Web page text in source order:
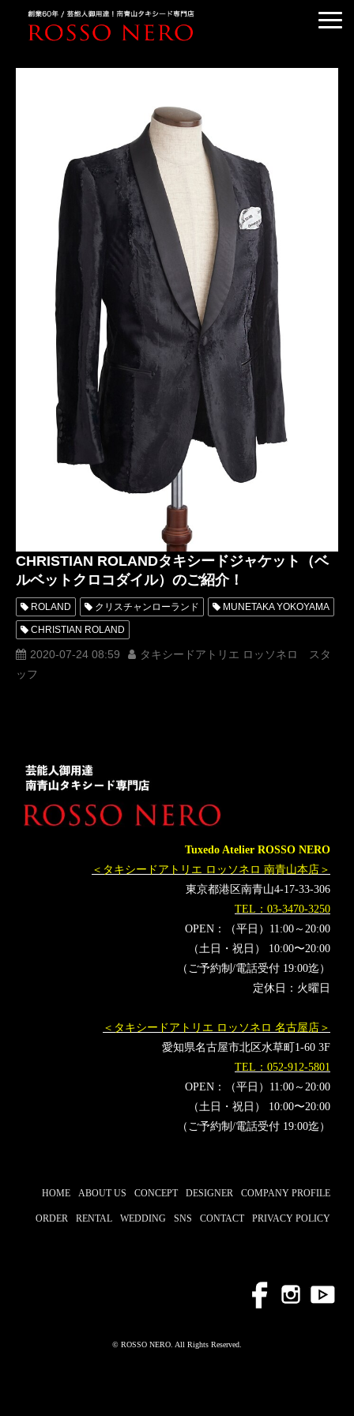
TUXEDO RANKING
KIMONO DRESS
CUSTOMER'S VOICE
COLUMN &BLOG
ABOUT US
ACCESS
CHRISTIAN ROLANDタキシードジャケット（ベ
ルベットクロコダイル）のご紹介！
ROLAND クリスチャンローランド MUNETAKA YOKOYAMA
CHRISTIAN ROLAND
CHRISTIAN ROLAND タキシードジャケット
ベルベットクロコダイル
2020-07-24 08:59
タキシードアトリエ ロッソネロ スタ
ッフ
Tuxedo Atelier ROSSO NERO
＜タキシードアトリエ ロッソネロ 南青山本店＞
東京都港区南青山4-17-33-306
TEL：03-3470-3250
OPEN：（平日）11:00～20:00
（土日・祝日） 10:00〜20:00
（ご予約制/電話受付 19:00迄）
定休日：火曜日
＜タキシードアトリエ ロッソネロ 名古屋店＞
愛知県名古屋市北区水草町1-60 3F
TEL：052-912-5801
OPEN：（平日）11:00～20:00
（土日・祝日） 10:00〜20:00
（ご予約制/電話受付 19:00迄）
HOME ABOUT US CONCEPT DESIGNER COMPANY PROFILE
ORDER RENTAL WEDDING SNS CONTACT PRIVACY POLICY
© ROSSO NERO. All Rights Reserved.